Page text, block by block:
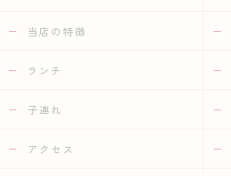
当店の特徴
ランチ
子連れ
アクセス